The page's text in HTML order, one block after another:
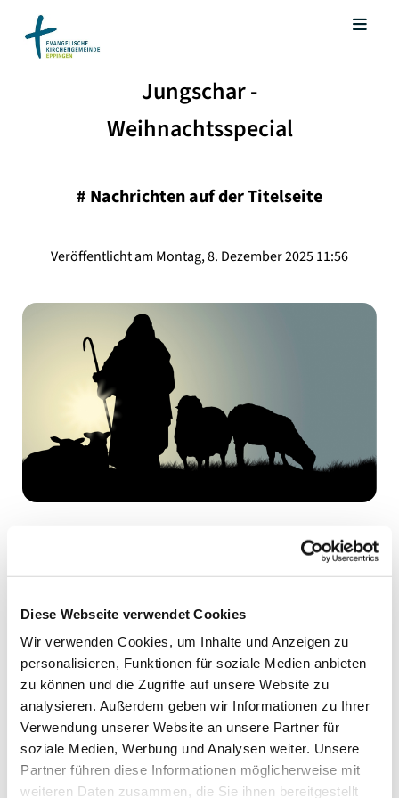
Diese Webseite verwendet Cookies
Wir verwenden Cookies, um Inhalte und Anzeigen zu
personalisieren, Funktionen für soziale Medien anbieten
zu können und die Zugriffe auf unsere Website zu
analysieren. Außerdem geben wir Informationen zu Ihrer
Verwendung unserer Website an unsere Partner für
soziale Medien, Werbung und Analysen weiter. Unsere
Partner führen diese Informationen möglicherweise mit
weiteren Daten zusammen, die Sie ihnen bereitgestellt
Jungschar -
Weihnachtsspecial
# Nachrichten auf der Titelseite
Veröffentlicht am Montag, 8. Dezember 2025 11:56
Es ist soweit: Es gibt wieder ein Jungschar-
Im vergangenen Jahr haben wir uns damit gemeinsam
mit allen Jungscharen auf die Weihnachtszeit
eingestimmt und erlebt, was Weihnachten eigentlich
bedeutet. Auch in diesem Jahr wollen wir uns mit den
Kindernam 18.12., 16:30-18:45 Uhr im Evangelischen
Gemeindehaus in Eppingen, wie die Hirten in der
Weihnachtsgeschichte, auf die Suche nach Jesus
machen. Wenn wir ihn finden, bringt er Licht in unser